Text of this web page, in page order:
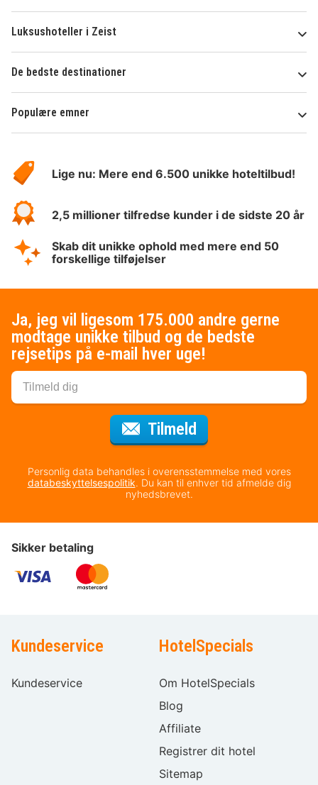
Luksushoteller i Zeist
De bedste destinationer
Populære emner
HotelSpecials
Lige nu: Mere end 6.500 unikke hoteltilbud!
2,5 millioner tilfredse kunder i de sidste 20 år
Skab dit unikke ophold med mere end 50
forskellige tilføjelser
Ja, jeg vil ligesom 175.000 andre gerne
modtage unikke tilbud og de bedste
rejsetips på e-mail hver uge!
Tilmeld
Personlig data behandles i overensstemmelse med vores
databeskyttelsespolitik. Du kan til enhver tid afmelde dig
nyhedsbrevet.
Sikker betaling
Kundeservice
Kundeservice
HotelSpecials
Om HotelSpecials
Blog
Affiliate
Registrer dit hotel
Sitemap